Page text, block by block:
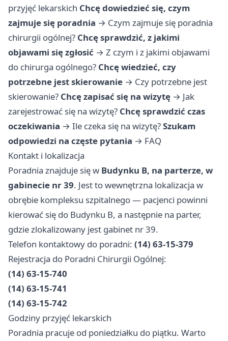
przyjęć lekarskich Chcę dowiedzieć się, czym
zajmuje się poradnia → Czym zajmuje się poradnia
chirurgii ogólnej? Chcę sprawdzić, z jakimi
objawami się zgłosić → Z czym i z jakimi objawami
do chirurga ogólnego? Chcę wiedzieć, czy
potrzebne jest skierowanie → Czy potrzebne jest
skierowanie? Chcę zapisać się na wizytę → Jak
zarejestrować się na wizytę? Chcę sprawdzić czas
oczekiwania → Ile czeka się na wizytę?Szukam
odpowiedzi na częste pytania → FAQ
Kontakt i lokalizacja
Poradnia znajduje się w Budynku B, na parterze, w
gabinecie nr 39. Jest to wewnętrzna lokalizacja w
obrębie kompleksu szpitalnego — pacjenci powinni
kierować się do Budynku B, a następnie na parter,
gdzie zlokalizowany jest gabinet nr 39.
Telefon kontaktowy do poradni: (14) 63-15-379
Rejestracja do Poradni Chirurgii Ogólnej:
(14) 63-15-740
(14) 63-15-741
(14) 63-15-742
Godziny przyjęć lekarskich
Poradnia pracuje od poniedziałku do piątku. Warto